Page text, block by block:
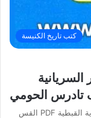
كتب تاريخ الكنيسة
كتاب سيرة اهل الكهف بين المصادر السريانية والرواية القبطية PDF القس